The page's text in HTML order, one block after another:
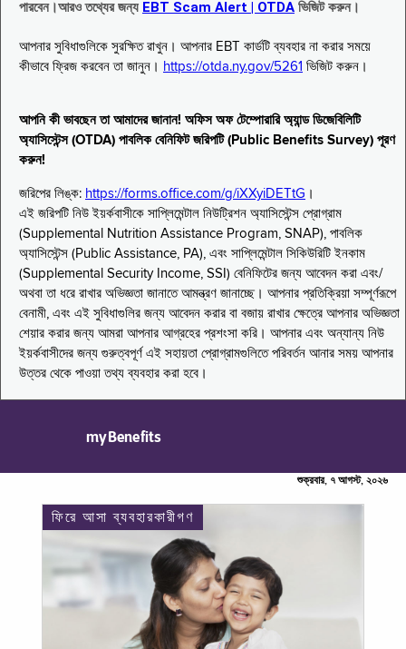
পারবেন।আরও তথ্যের জন্য EBT Scam Alert | OTDA ভিজিট করুন।
আপনার সুবিধাগুলিকে সুরক্ষিত রাখুন। আপনার EBT কার্ডটি ব্যবহার না করার সময়ে
কীভাবে ফ্রিজ করবেন তা জানুন। https://otda.ny.gov/5261 ভিজিট করুন।
আপনি কী ভাবছেন তা আমাদের জানান! অফিস অফ টেম্পোরারি অ্যান্ড ডিজেবিলিটি
অ্যাসিস্টেন্স (OTDA) পাবলিক বেনিফিট জরিপটি (Public Benefits Survey) পূরণ
করুন!
জরিপের লিঙ্ক: https://forms.office.com/g/iXXyiDETtG ।
এই জরিপটি নিউ ইয়র্কবাসীকে সাপ্লিমেন্টাল নিউট্রিশন অ্যাসিস্টেন্স প্রোগ্রাম
(Supplemental Nutrition Assistance Program, SNAP), পাবলিক
অ্যাসিস্টেন্স (Public Assistance, PA), এবং সাপ্লিমেন্টাল সিকিউরিটি ইনকাম
(Supplemental Security Income, SSI) বেনিফিটের জন্য আবেদন করা এবং/
অথবা তা ধরে রাখার অভিজ্ঞতা জানাতে আমন্ত্রণ জানাচ্ছে। আপনার প্রতিক্রিয়া সম্পূর্ণরূপে
বেনামী, এবং এই সুবিধাগুলির জন্য আবেদন করার বা বজায় রাখার ক্ষেত্রে আপনার অভিজ্ঞতা
শেয়ার করার জন্য আমরা আপনার আগ্রহের প্রশংসা করি। আপনার এবং অন্যান্য নিউ
ইয়র্কবাসীদের জন্য গুরুত্বপূর্ণ এই সহায়তা প্রোগ্রামগুলিতে পরিবর্তন আনার সময় আপনার
উত্তর থেকে পাওয়া তথ্য ব্যবহার করা হবে।
myBenefits
শুক্রবার, ৭ আগস্ট, ২০২৬
ফিরে আসা ব্যবহারকারীগণ